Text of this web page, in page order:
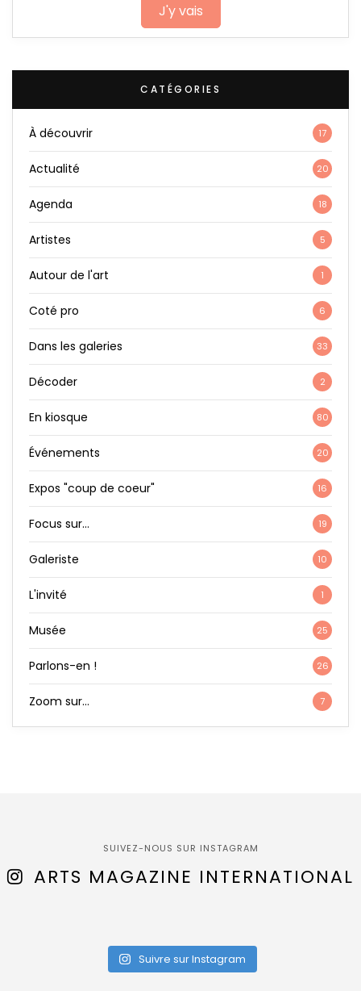
J'y vais
CATÉGORIES
À découvrir 17
Actualité 20
Agenda 18
Artistes 5
Autour de l'art 1
Coté pro 6
Dans les galeries 33
Décoder 2
En kiosque 80
Événements 20
Expos "coup de coeur" 16
Focus sur… 19
Galeriste 10
L'invité 1
Musée 25
Parlons-en ! 26
Zoom sur… 7
SUIVEZ-NOUS SUR INSTAGRAM
ARTS MAGAZINE INTERNATIONAL
Suivre sur Instagram